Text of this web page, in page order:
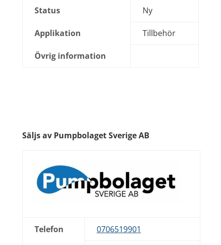
Status Ny
Applikation Tillbehör
Övrig information
Säljs av Pumpbolaget Sverige AB
Telefon 0706519901